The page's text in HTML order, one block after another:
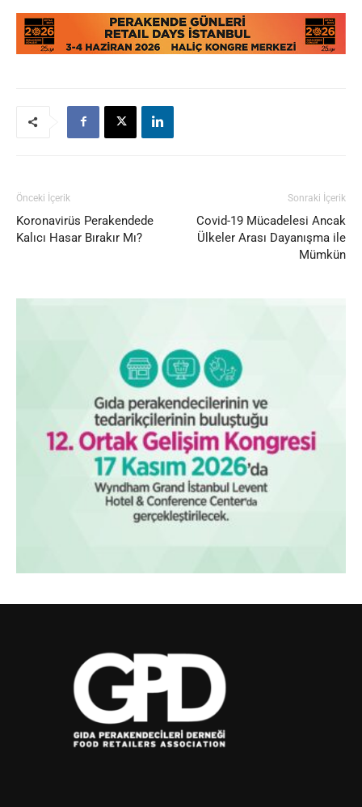
Önceki İçerik
Koronavirüs Perakendede
Kalıcı Hasar Bırakır Mı?
Sonraki İçerik
Covid-19 Mücadelesi Ancak
Ülkeler Arası Dayanışma ile
Mümkün